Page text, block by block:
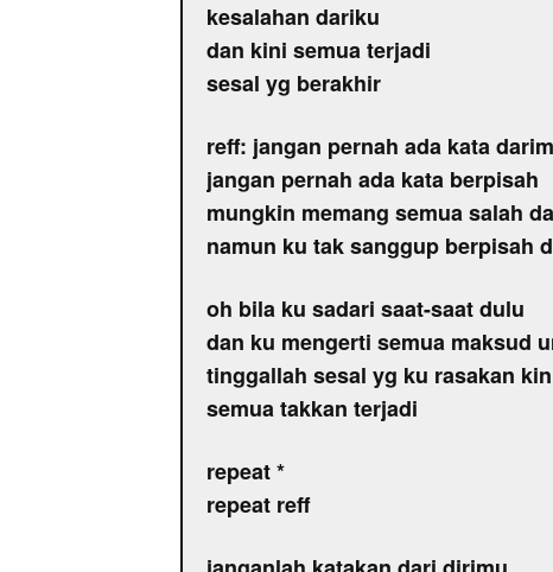
kesalahan dariku
dan kini semua terjadi
sesal yg berakhir
reff: jangan pernah ada kata
jangan pernah ada kata berpisah
mungkin memang semua salah
namun ku tak sanggup berpisah
oh bila ku sadari saat-saat dulu
dan ku mengerti semua maksud
tinggallah sesal yg ku rasakan
semua takkan terjadi
repeat *
repeat reff